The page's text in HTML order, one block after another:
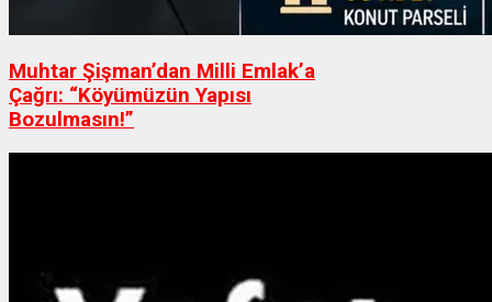
Muhtar Şişman’dan Milli Emlak’a
Çağrı: “Köyümüzün Yapısı
Bozulmasın!”